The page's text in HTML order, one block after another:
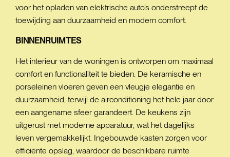
voor het opladen van elektrische auto’s onderstreept de
toewijding aan duurzaamheid en modern comfort.
BINNENRUIMTES
Het interieur van de woningen is ontworpen om maximaal
comfort en functionaliteit te bieden. De keramische en
porseleinen vloeren geven een vleugje elegantie en
duurzaamheid, terwijl de airconditioning het hele jaar door
een aangename sfeer garandeert. De keukens zijn
uitgerust met moderne apparatuur, wat het dagelijks
leven vergemakkelijkt. Ingebouwde kasten zorgen voor
efficiënte opslag, waardoor de beschikbare ruimte